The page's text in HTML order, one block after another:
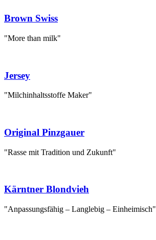
Brown Swiss
"More than milk"
Jersey
"Milchinhaltsstoffe Maker"
Original Pinzgauer
"Rasse mit Tradition und Zukunft"
Kärntner Blondvieh
"Anpassungsfähig – Langlebig – Einheimisch"